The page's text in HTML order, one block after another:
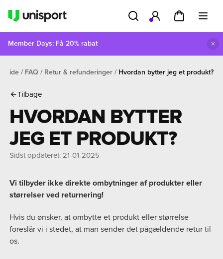
Member Days: Få 20% rabat
FAQ Retur & refunderinger Hvordan bytter jeg et produkt?
Tilbage
HVORDAN BYTTER
JEG ET PRODUKT?
Sidst opdateret: 21-01-2025
Vi tilbyder ikke direkte ombytninger af produkter eller
størrelser ved returnering!
Hvis du ønsker, at ombytte et produkt eller størrelse
foreslår vi i stedet, at man sender det pågældende retur til
os.